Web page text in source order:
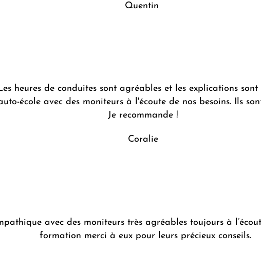
Quentin
heures de conduites sont agréables et les explications sont
école avec des moniteurs à l'écoute de nos besoins. Ils
Je recommande !
Coralie
avec des moniteurs très agréables toujours à
formation merci à eux pour leurs précieux conseils.